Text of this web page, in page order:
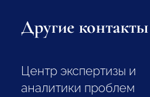
Другие контакты
Центр экспертизы и
аналитики проблем